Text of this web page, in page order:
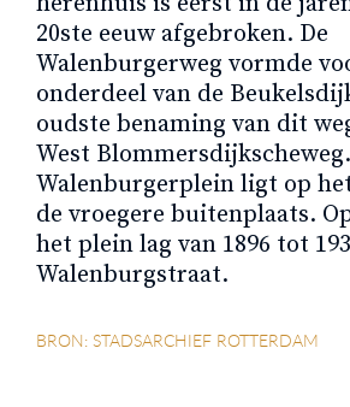
20ste eeuw afgebroken. De
Walenburgerweg vormde
onderdeel van de
oudste benaming van dit
West
Walenburgerplein ligt op
de vroegere buitenplaats.
het plein lag van 1896 tot
Walenburgstraat.
BRON: STADSARCHIEF ROTTERDAM